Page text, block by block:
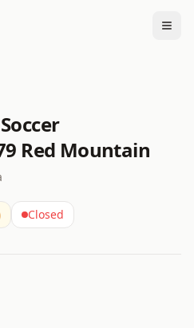
Red Mountain
Closed